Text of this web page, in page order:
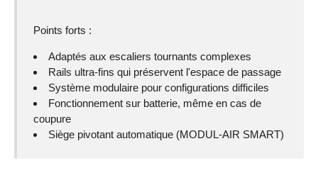
Points forts :
Adaptés aux escaliers tournants complexes
Rails ultra-fins qui préservent l'espace de passage
Système modulaire pour configurations difficiles
Fonctionnement sur batterie, même en cas de
coupure
Siège pivotant automatique (MODUL-AIR SMART)